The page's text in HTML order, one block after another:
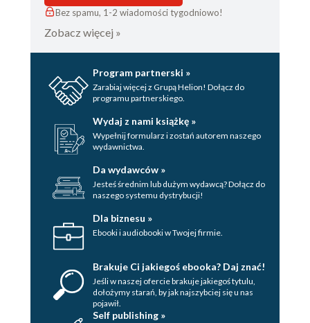
Bez spamu, 1-2 wiadomości tygodniowo!
Zobacz więcej »
Program partnerski »
Zarabiaj więcej z Grupą Helion! Dołącz do
programu partnerskiego.
Wydaj z nami książkę »
Wypełnij formularz i zostań autorem naszego
wydawnictwa.
Da wydawców »
Jesteś średnim lub dużym wydawcą? Dołącz do
naszego systemu dystrybucji!
Dla biznesu »
Ebooki i audiobooki w Twojej firmie.
Brakuje Ci jakiegoś ebooka? Daj znać!
Jeśli w naszej ofercie brakuje jakiegoś tytulu,
dołożymy starań, by jak najszybciej się u nas
pojawił.
Self publishing »